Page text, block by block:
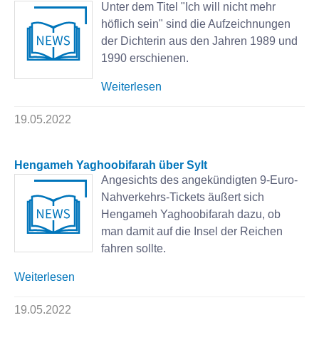
Unter dem Titel "Ich will nicht mehr
höflich sein" sind die Aufzeichnungen
der Dichterin aus den Jahren 1989 und
1990 erschienen.
Weiterlesen
19.05.2022
Hengameh Yaghoobifarah über Sylt
Angesichts des angekündigten 9-Euro-
Nahverkehrs-Tickets äußert sich
Hengameh Yaghoobifarah dazu, ob
man damit auf die Insel der Reichen
fahren sollte.
Weiterlesen
19.05.2022